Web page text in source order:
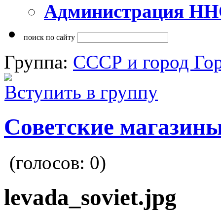
Администрация
поиск по сайту
Группа: СССР и город
Вступить в группу
Советские
(голосов: 0)
levada_soviet.jpg